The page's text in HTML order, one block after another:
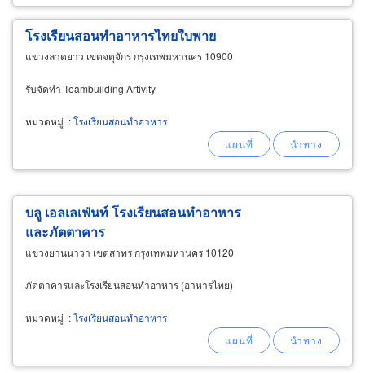
โรงเรียนสอนทำอาหารไทยใบพาย
แขวงลาดยาว เขตจตุจักร กรุงเทพมหานคร 10900
รับจัดทำ Teambuilding Artivity
หมวดหมู่ :โรงเรียนสอนทำอาหาร
บลู เอลเลเฟ่นท์ โรงเรียนสอนทำอาหาร
และภัตตาคาร
แขวงยานนาวา เขตสาทร กรุงเทพมหานคร 10120
ภัตตาคารและโรงเรียนสอนทำอาหาร (อาหารไทย)
หมวดหมู่ :โรงเรียนสอนทำอาหาร